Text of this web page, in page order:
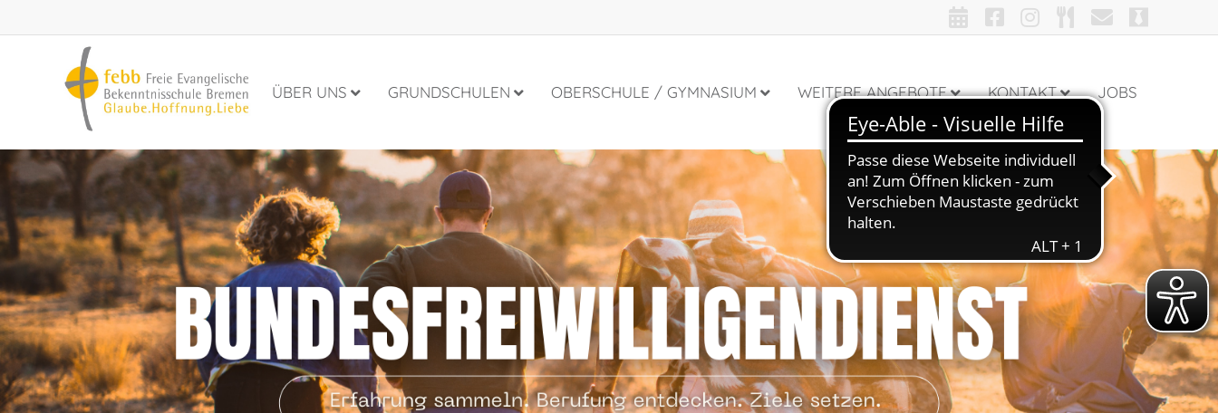
ÜBER UNS GRUNDSCHULEN OBERSCHULE / GYMNASIUM WEITERE ANGEBOTE KONTAKT JOBS